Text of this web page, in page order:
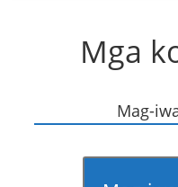
Mga
Mag-